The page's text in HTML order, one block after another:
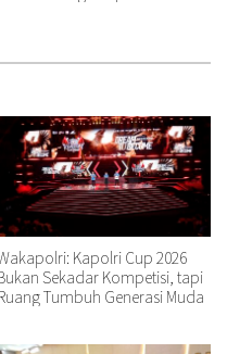
Kapolri Cup 2026
Sekadar Kompetisi, tapi
Tumbuh Generasi Muda